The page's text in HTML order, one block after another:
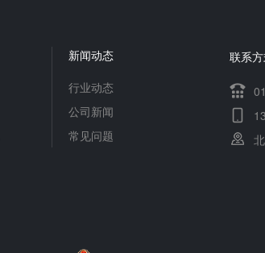
新闻动态
行业动态
公司新闻
常见问题
联系